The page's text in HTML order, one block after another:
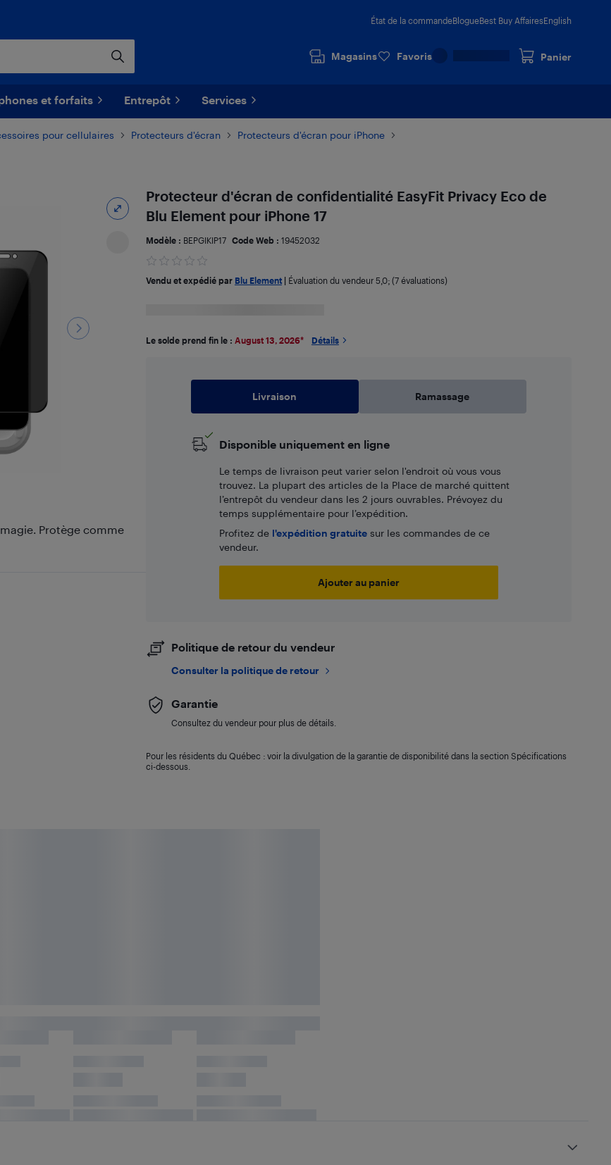
État de la commandeBlogueBest Buy AffairesEnglish
Magasins Favoris Panier
et forfaits Entrepôt Services
pour cellulaires Protecteurs d'écran
Protecteurs d'écran pour iPhone
Protège comme
Protecteur d'écran de confidentialité EasyFit Privacy Eco de
Blu Element pour iPhone 17
Modèle : BEPGIKIP17 Code Web : 19452032
Vendu et expédié par Blu Element| Évaluation du vendeur 5,0; (7 évaluations)
Le solde prend fin le : August 13, 2026* Détails
Livraison Ramassage
Disponible uniquement en ligne
Le temps de livraison peut varier selon l'endroit où vous vous
trouvez. La plupart des articles de la Place de marché quittent
l’entrepôt du vendeur dans les 2 jours ouvrables. Prévoyez du
temps supplémentaire pour l’expédition.
Profitez de l'expédition gratuitesur les commandes de ce
vendeur.
Ajouter au panier
Politique de retour du vendeur
Consulter la politique de retour
Garantie
Consultez du vendeur pour plus de détails.
Pour les résidents du Québec : voir la divulgation de la garantie de disponibilité dans la section Spécifications
ci-dessous.